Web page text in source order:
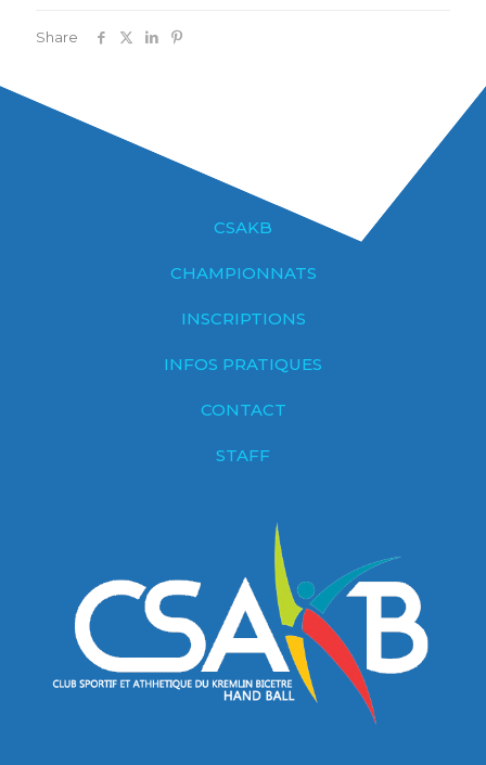
Share
CSAKB
CHAMPIONNATS
INSCRIPTIONS
INFOS PRATIQUES
CONTACT
STAFF